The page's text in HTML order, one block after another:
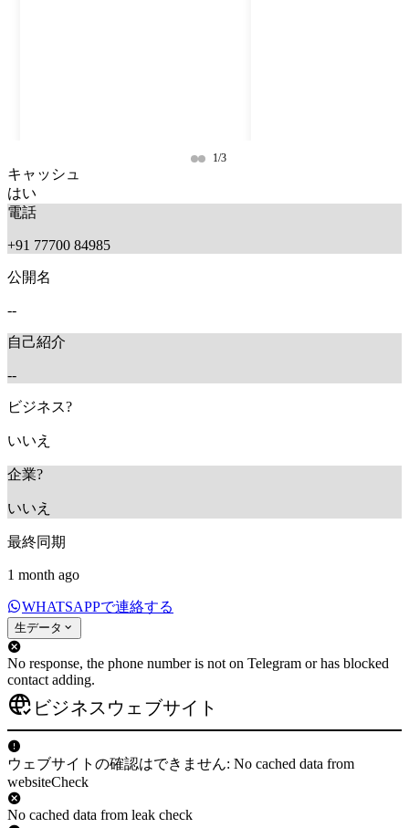
1/3
キャッシュ
はい
電話
+91 77700 84985
公開名
--
自己紹介
--
ビジネス?
いいえ
企業?
いいえ
最終同期
1 month ago
WHATSAPPで連絡する
生データ
No response, the phone number is not on Telegram or has blocked
contact adding.
ビジネスウェブサイト
ウェブサイトの確認はできません: No cached data from
websiteCheck
No cached data from leak check